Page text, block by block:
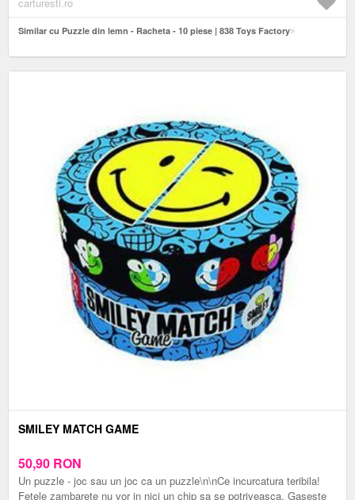
Similar cu Puzzle din lemn - Racheta - 10 piese | 838 Toys Factory
SMILEY MATCH GAME
50,90 RON
Un puzzle - joc sau un joc ca un puzzle\n\nCe incurcatura teribila!
Fetele zambarete nu vor in nici un chip sa se potriveasca. Gaseste